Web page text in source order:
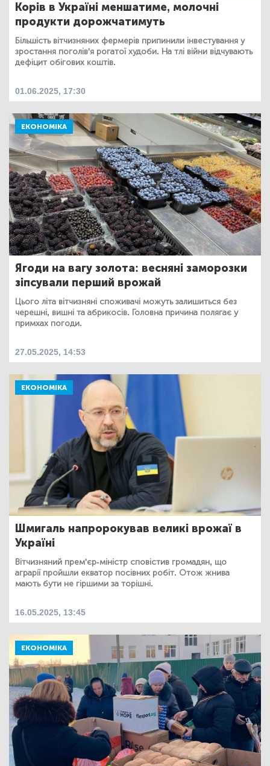
Корів в Україні меншатиме, молочні
продукти дорожчатимуть
Більшість вітчизняних фермерів припинили інвестування у
зростання поголів'я рогатої худоби. На тлі війни відчувають
дефіцит обігових коштів.
01.06.2025, 17:30
ЕКОНОМІКА
Ягоди на вагу золота: весняні заморозки
зіпсували перший врожай
Цього літа вітчизняні споживачі можуть залишиться без
черешні, вишні та абрикосів. Головна причина полягає у
примхах погоди.
27.05.2025, 14:53
ЕКОНОМІКА
Шмигаль напророкував великі врожаї в
Україні
Вітчизняний прем'єр-міністр сповістив громадян, що
аграрії пройшли екватор посівних робіт. Отож жнива
мають бути не гіршими за торішні.
16.05.2025, 13:45
ЕКОНОМІКА